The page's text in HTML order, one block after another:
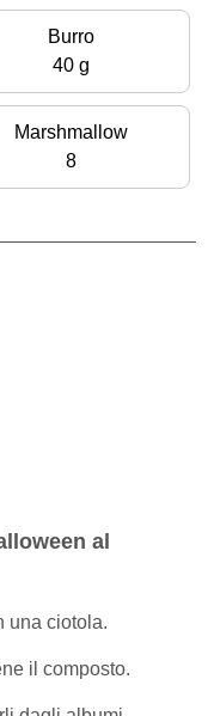
Burro
40 g
Marshmallow
8
al
una ciotola.
il composto.